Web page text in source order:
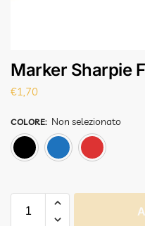
Marker Sharpie
€1,70
COLORE: Non selezionato
Nero